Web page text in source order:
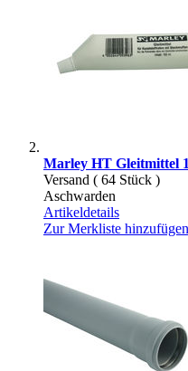
Marley HT Gleitmittel
Versand ( 64 Stück )
Aschwarden
Artikeldetails
Zur Merkliste hinzufügen